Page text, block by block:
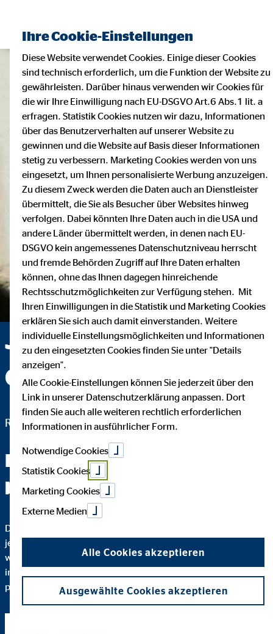
Jürgen Poppe —
Colnrade
Regionaldirektor für die OVB Vermögensberatung AG
Fachchinesisch werden Sie
bei mir nicht hören.
Das Wichtigste an einer guten Finanzberatung ist, dass Sie
jeden Schritt verstehen. Darum erkläre ich Ihnen bis ins Detail,
warum ich eine bestimmte Finanzlösung empfehle und
inwiefern diese zu Ihnen und Ihren individuellen Bedürfnissen
passt.
Ihre Cookie-Einstellungen
Diese Website verwendet Cookies. Einige dieser Cookies
sind technisch erforderlich, um die Funktion der Website zu
gewährleisten. Darüber hinaus verwenden wir Cookies für
die wir Ihre Einwilligung nach EU-DSGVO Art.6 Abs.1 lit. a
erfragen. Statistik Cookies nutzen wir dazu, Informationen
über das Benutzerverhalten auf unserer Website zu
gewinnen und die Website auf Basis dieser Informationen
stetig zu verbessern. Marketing Cookies werden von uns
eingesetzt, um Ihnen personalisierte Werbung anzuzeigen.
Zu diesem Zweck werden die Daten auch an Dienstleister
übermittelt, die Sie als Besucher über Websites hinweg
verfolgen. Dabei könnten Ihre Daten auch in die USA und
andere Länder übermittelt werden, in denen nach EU-
DSGVO kein angemessenes Datenschutzniveau herrscht
und fremde Behörden Zugriff auf Ihre Daten erhalten
können, ohne das Ihnen dagegen hinreichende
Rechtsschutzmöglichkeiten zur Verfügung stehen. Mit
Ihren Einwilligungen in die Statistik und Marketing Cookies
erklären Sie sich auch damit einverstanden. Weitere
individuelle Einstellungsmöglichkeiten und Informationen
zu den eingesetzten Cookies finden Sie unter "Details
anzeigen".
Alle Cookie-Einstellungen können Sie jederzeit über den
Link in unserer Datenschutzerklärung anpassen. Dort
finden Sie auch alle weiteren rechtlich erforderlichen
Informationen in ausführlicher Form.
Notwendige Cookies
Statistik Cookies
Marketing Cookies
Externe Medien
Alle Cookies akzeptieren
Ausgewählte Cookies akzeptieren